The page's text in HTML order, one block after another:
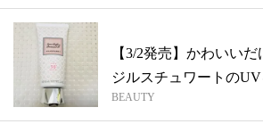
【3/2発売】かわいい
ジルスチュワートの
BEAUTY